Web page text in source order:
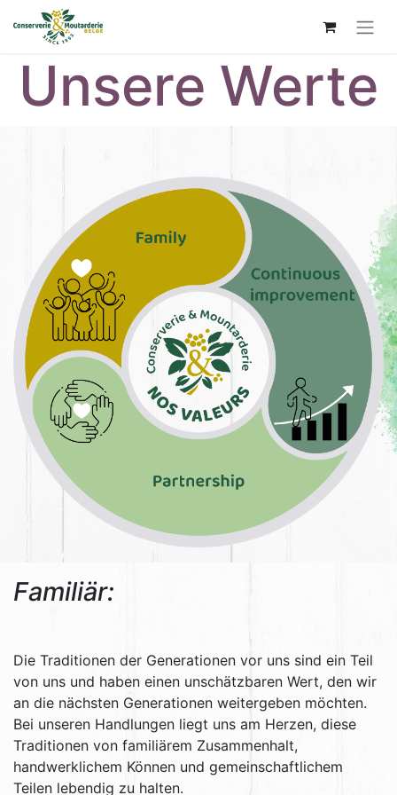
Unsere Werte
Familiär:
Die Traditionen der Generationen vor uns sind ein Teil
von uns und haben einen unschätzbaren Wert, den wir
an die nächsten Generationen weitergeben möchten.
Bei unseren Handlungen liegt uns am Herzen, diese
Traditionen von familiärem Zusammenhalt,
handwerklichem Können und gemeinschaftlichem
Teilen lebendig zu halten.